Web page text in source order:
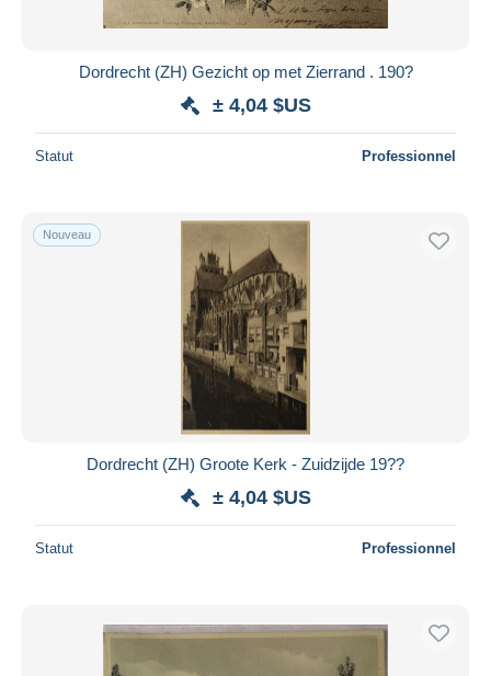
Dordrecht (ZH) Gezicht op met Zierrand . 190?
± 4,04 $US
Statut Professionnel
Nouveau
Dordrecht (ZH) Groote Kerk - Zuidzijde 19??
± 4,04 $US
Statut Professionnel